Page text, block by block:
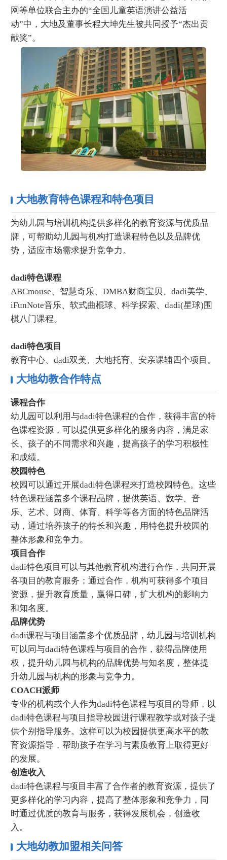
网等单位联合主办的“全国儿童英语演讲公益活
动”中，大地及董事长程大坤先生被共同授予“杰出贡
献奖”。
大地教育特色课程和特色项目
为幼儿园与培训机构提供多样化的教育资源与优质品
牌，可帮助幼儿园与机构打造课程特色以及品牌优
势，适应市场需求提升竞争力。
dadi特色课程
ABCmouse、智慧奇乐、DMBA财商宝贝、dadi美学、
iFunNote音乐、软式曲棍球、科学探索、dadi(星球)围
棋八门课程。
dadi特色项目
教育中心、dadi双美、大地托育、安亲课辅四个项目。
大地幼教合作特点
课程合作
幼儿园可以利用与dadi特色课程的合作，获得丰富的特
色课程资源，可以提供更多样化的服务内容，满足家
长、孩子的不同需求和兴趣，提高孩子的学习积极性
和成绩。
校园特色
校园可以通过开展dadi特色课程来打造校园特色。这些
特色课程涵盖多个课程品牌，提供英语、数学、音
乐、艺术、财商、体育、科学等各方面的特色品牌活
动，通过培养孩子的特长和兴趣，用特色提升校园的
整体形象和竞争力。
项目合作
dadi特色项目可以与其他教育机构进行合作，共同开展
各项目的教育服务；通过合作，机构可获得多个项目
资源，提升教育质量，赢得口碑，扩大机构的影响力
和知名度。
品牌优势
dadi课程与项目涵盖多个优质品牌，幼儿园与培训机构
可以同与dadi特色课程与项目的合作，获得品牌使用
权，提升幼儿园与机构的品牌优势与知名度，整体提
升幼儿园与机构的形象与竞争力。
COACH派师
专业的机构或个人作为dadi特色课程与项目的导师，以
dadi特色课程与项目指导校园进行课程教学或对孩子提
供个别指导服务。这样可以为校园提供更高水平的教
育资源指导，帮助孩子在学习与素质教育上取得更好
的发展。
创造收入
dadi特色课程与项目丰富了合作者的教育资源，提供了
更多样化的学习内容，提高了整体形象和竞争力，同
时通过优质的教育与服务，获得发展机会，创造收
入。
大地幼教加盟相关问答